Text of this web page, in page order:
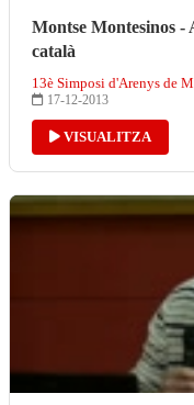
Montse Montesinos -
català
13è Simposi d'Arenys de
17-12-2013
VISUALITZA